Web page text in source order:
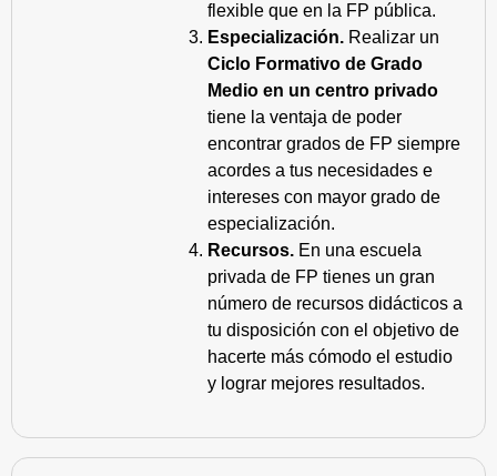
flexible que en la FP pública.
Especialización. Realizar un
Ciclo Formativo de Grado
Medio en un centro privado
tiene la ventaja de poder
encontrar grados de FP siempre
acordes a tus necesidades e
intereses con mayor grado de
especialización.
Recursos. En una escuela
privada de FP tienes un gran
número de recursos didácticos a
tu disposición con el objetivo de
hacerte más cómodo el estudio
y lograr mejores resultados.